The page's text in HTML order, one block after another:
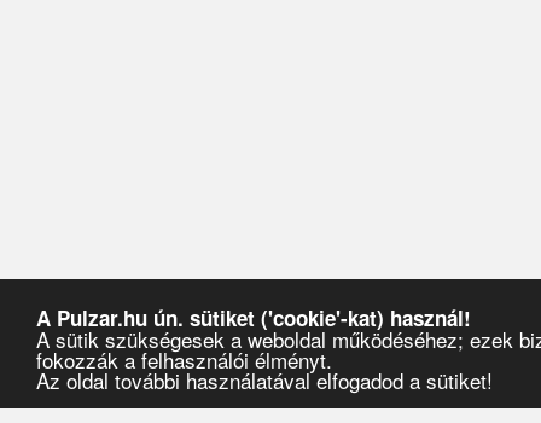
A Pulzar.hu ún. sütiket ('cookie'-kat) használ!
A sütik szükségesek a weboldal működéséhez; ezek
fokozzák a felhasználói élményt.
Az oldal további használatával elfogadod a sütiket!
Pulzar›Rádiók›JustMusic